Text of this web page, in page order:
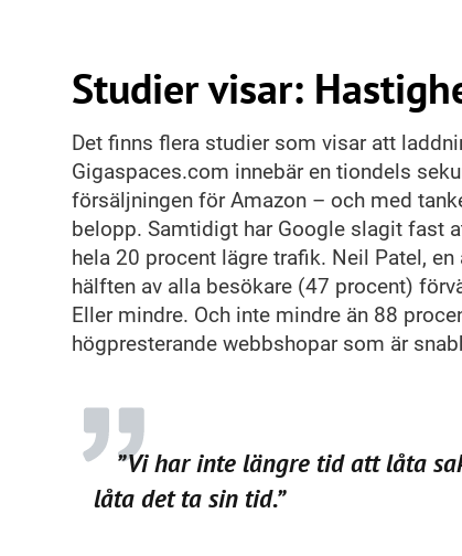
Studier visar:
Det finns flera studier som visar att
Gigaspaces.com innebär en tiondels
försäljningen för Amazon – och med
belopp. Samtidigt har Google slagit fast
hela 20 procent lägre trafik. Neil Patel,
hälften av alla besökare (47 procent)
Eller mindre. Och inte mindre än 88
högpresterande webbshopar som är
”Vi har inte längre tid att låta saker och ting ha sin gång,
låta det ta sin tid.”